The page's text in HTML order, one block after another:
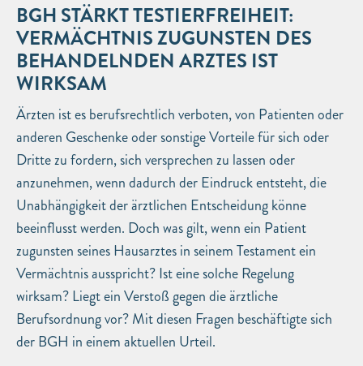
BGH STÄRKT TESTIERFREIHEIT:
VERMÄCHTNIS ZUGUNSTEN DES
BEHANDELNDEN ARZTES IST
WIRKSAM
Ärzten ist es berufsrechtlich verboten, von Patienten oder
anderen Geschenke oder sonstige Vorteile für sich oder
Dritte zu fordern, sich versprechen zu lassen oder
anzunehmen, wenn dadurch der Eindruck entsteht, die
Unabhängigkeit der ärztlichen Entscheidung könne
beeinflusst werden. Doch was gilt, wenn ein Patient
zugunsten seines Hausarztes in seinem Testament ein
Vermächtnis ausspricht? Ist eine solche Regelung
wirksam? Liegt ein Verstoß gegen die ärztliche
Berufsordnung vor? Mit diesen Fragen beschäftigte sich
der BGH in einem aktuellen Urteil.